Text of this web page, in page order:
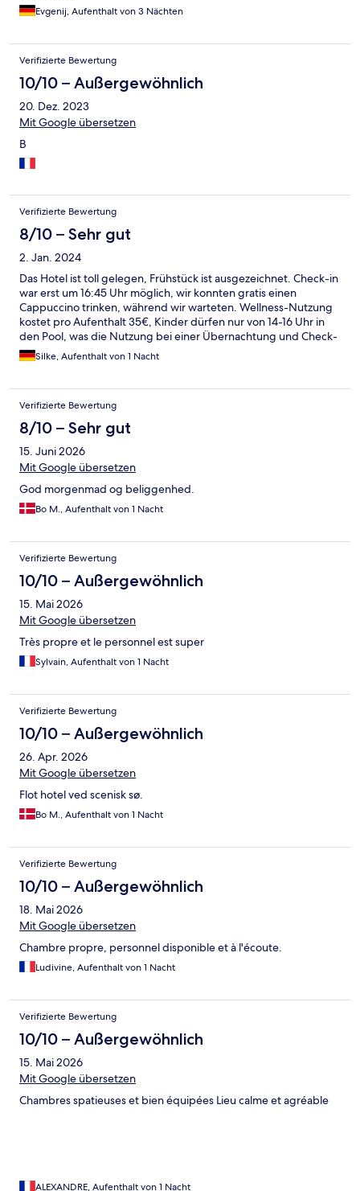
Evgenij, Aufenthalt von 3 Nächten
Verifizierte Bewertung
10/10 – Außergewöhnlich
20. Dez. 2023
Mit Google übersetzen
B
Verifizierte Bewertung
8/10 – Sehr gut
2. Jan. 2024
Das Hotel ist toll gelegen, Frühstück ist ausgezeichnet. Check-in
war erst um 16:45 Uhr möglich, wir konnten gratis einen
Cappuccino trinken, während wir warteten. Wellness-Nutzung
kostet pro Aufenthalt 35€, Kinder dürfen nur von 14-16 Uhr in
den Pool, was die Nutzung bei einer Übernachtung und Check-
in ab 16 Uhr für Erwachsene sehr teuer und für Kinder
unmöglich macht. Unser Zimmer war im 3. OG direkt unter dem
war alles in Ordnung und wir würden wieder dort übernachten.
Silke, Aufenthalt von 1 Nacht
Verifizierte Bewertung
8/10 – Sehr gut
15. Juni 2026
Mit Google übersetzen
God morgenmad og beliggenhed.
Bo M., Aufenthalt von 1 Nacht
Verifizierte Bewertung
10/10 – Außergewöhnlich
15. Mai 2026
Mit Google übersetzen
Très propre et le personnel est super
Sylvain, Aufenthalt von 1 Nacht
Verifizierte Bewertung
10/10 – Außergewöhnlich
26. Apr. 2026
Mit Google übersetzen
Flot hotel ved scenisk sø.
Bo M., Aufenthalt von 1 Nacht
Verifizierte Bewertung
10/10 – Außergewöhnlich
18. Mai 2026
Mit Google übersetzen
Chambre propre, personnel disponible et à l'écoute.
Ludivine, Aufenthalt von 1 Nacht
Verifizierte Bewertung
10/10 – Außergewöhnlich
15. Mai 2026
Mit Google übersetzen
Chambres spatieuses et bien équipées Lieu calme et agréable
ALEXANDRE, Aufenthalt von 1 Nacht